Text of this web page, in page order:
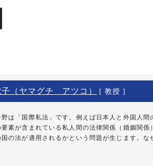
（ヤマグチ アツコ） [ 教授 ]
は「国際私法」です。例えば日本人と外国人間
要素が含まれている私人間の法律関係（婚姻関係
の法が適用されるかという問題が生じます。な